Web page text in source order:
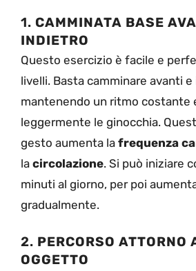
1. CAMMINATA BASE
INDIETRO
Questo esercizio è facile e
livelli. Basta camminare avanti
mantenendo un ritmo costante
leggermente le ginocchia.
gesto aumenta la frequenza
la circolazione. Si può iniziare
minuti al giorno, per poi
gradualmente.
2. PERCORSO ATTORNO
OGGETTO